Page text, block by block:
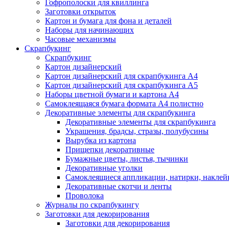
Гофрополоски для квиллинга
Заготовки открыток
Картон и бумага для фона и деталей
Наборы для начинающих
Часовые механизмы
Скрапбукинг
Скрапбукинг
Картон дизайнерский
Картон дизайнерский для скрапбукинга А4
Картон дизайнерский для скрапбукинга А5
Наборы цветной бумаги и картона А4
Самоклеящаяся бумага формата А4 полистно
Декоративные элементы для скрапбукинга
Декоративные элементы для скрапбукинга
Украшения, брадсы, стразы, полубусины
Вырубка из картона
Прищепки декоративные
Бумажные цветы, листья, тычинки
Декоративные уголки
Самоклеящиеся аппликации, натирки,
Декоративные скотчи и ленты
Проволока
Журналы по скрапбукингу
Заготовки для декорирования
Заготовки для декорирования